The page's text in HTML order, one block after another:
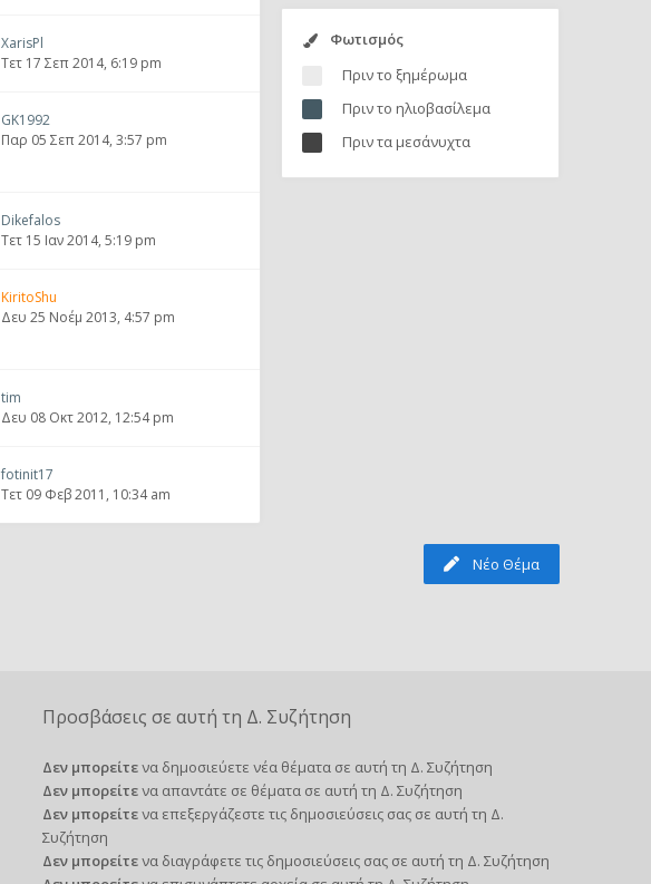
XarisPl
Τετ 17 Σεπ 2014, 6:19 pm
GK1992
Παρ 05 Σεπ 2014, 3:57 pm
Dikefalos
Τετ 15 Ιαν 2014, 5:19 pm
KiritoShu
Δευ 25 Νοέμ 2013, 4:57 pm
tim
Δευ 08 Οκτ 2012, 12:54 pm
fotinit17
Τετ 09 Φεβ 2011, 10:34 am
Φωτισμός
Πριν το ξημέρωμα
Πριν το ηλιοβασίλεμα
Πριν τα μεσάνυχτα
Νέο Θέμα
Προσβάσεις σε αυτή τη Δ. Συζήτηση
Δεν μπορείτενα δημοσιεύετε νέα θέματα σε αυτή τη Δ. Συζήτηση
Δεν μπορείτενα απαντάτε σε θέματα σε αυτή τη Δ. Συζήτηση
Δεν μπορείτενα επεξεργάζεστε τις δημοσιεύσεις σας σε αυτή τη Δ.
Συζήτηση
Δεν μπορείτενα διαγράφετε τις δημοσιεύσεις σας σε αυτή τη Δ. Συζήτηση